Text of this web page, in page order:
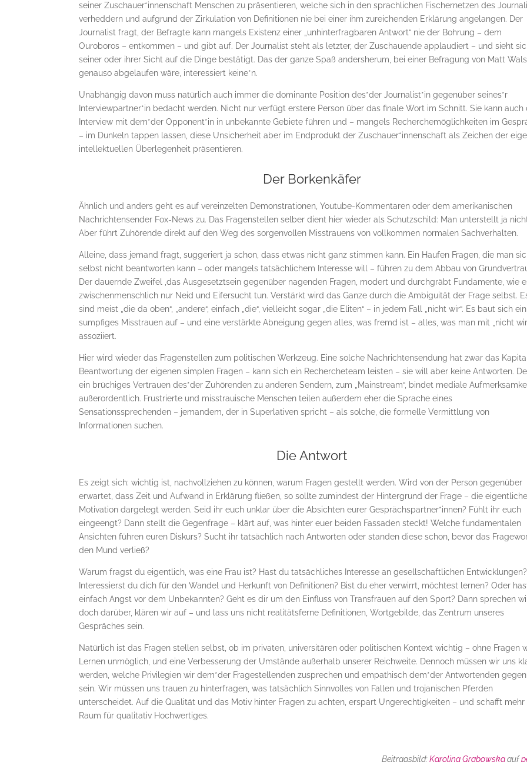
seiner Zuschauer*innenschaft Menschen zu präsentieren, welche sich in den sprachlichen Fischernetzen des
verheddern und aufgrund der Zirkulation von Definitionen nie bei einer ihm zureichenden Erklärung angelangen. Der
Journalist fragt, der Befragte kann mangels Existenz einer „unhinterfragbaren Antwort“ nie der Bohrung – dem
Ouroboros – entkommen – und gibt auf. Der Journalist steht als letzter, der Zuschauende applaudiert – und sieht
seiner oder ihrer Sicht auf die Dinge bestätigt. Das der ganze Spaß andersherum, bei einer Befragung von Matt
genauso abgelaufen wäre, interessiert keine*n.
Unabhängig davon muss natürlich auch immer die dominante Position des*der Journalist*in gegenüber seines*r
Interviewpartner*in bedacht werden. Nicht nur verfügt erstere Person über das finale Wort im Schnitt. Sie kann auch
Interview mit dem*der Opponent*in in unbekannte Gebiete führen und – mangels Recherchemöglichkeiten im
– im Dunkeln tappen lassen, diese Unsicherheit aber im Endprodukt der Zuschauer*innenschaft als Zeichen der
intellektuellen Überlegenheit präsentieren.
Der Borkenkäfer
Ähnlich und anders geht es auf vereinzelten Demonstrationen, Youtube-Kommentaren oder dem amerikanischen
Nachrichtensender Fox-News zu. Das Fragenstellen selber dient hier wieder als Schutzschild: Man unterstellt ja
Aber führt Zuhörende direkt auf den Weg des sorgenvollen Misstrauens von vollkommen normalen Sachverhalten.
Alleine, dass jemand fragt, suggeriert ja schon, dass etwas nicht ganz stimmen kann. Ein Haufen Fragen, die man
selbst nicht beantworten kann – oder mangels tatsächlichem Interesse will – führen zu dem Abbau von
Der dauernde Zweifel ,das Ausgesetztsein gegenüber nagenden Fragen, modert und durchgräbt Fundamente, wie
zwischenmenschlich nur Neid und Eifersucht tun. Verstärkt wird das Ganze durch die Ambiguität der Frage selbst.
sind meist „die da oben“, „andere“, einfach „die“, vielleicht sogar „die Eliten“ – in jedem Fall „nicht wir“. Es baut sich ein
sumpfiges Misstrauen auf – und eine verstärkte Abneigung gegen alles, was fremd ist – alles, was man mit „nicht
assoziiert.
Hier wird wieder das Fragenstellen zum politischen Werkzeug. Eine solche Nachrichtensendung hat zwar das
Beantwortung der eigenen simplen Fragen – kann sich ein Rechercheteam leisten – sie will aber keine Antworten.
ein brüchiges Vertrauen des*der Zuhörenden zu anderen Sendern, zum „Mainstream“, bindet mediale
außerordentlich. Frustrierte und misstrauische Menschen teilen außerdem eher die Sprache eines
Sensationssprechenden – jemandem, der in Superlativen spricht – als solche, die formelle Vermittlung von
Informationen suchen.
Die Antwort
Es zeigt sich: wichtig ist, nachvollziehen zu können, warum Fragen gestellt werden. Wird von der Person gegenüber
erwartet, dass Zeit und Aufwand in Erklärung fließen, so sollte zumindest der Hintergrund der Frage – die eigentliche
Motivation dargelegt werden. Seid ihr euch unklar über die Absichten eurer Gesprächspartner*innen? Fühlt ihr euch
eingeengt? Dann stellt die Gegenfrage – klärt auf, was hinter euer beiden Fassaden steckt! Welche fundamentalen
Ansichten führen euren Diskurs? Sucht ihr tatsächlich nach Antworten oder standen diese schon, bevor das
den Mund verließ?
Warum fragst du eigentlich, was eine Frau ist? Hast du tatsächliches Interesse an gesellschaftlichen Entwicklungen?
Interessierst du dich für den Wandel und Herkunft von Definitionen? Bist du eher verwirrt, möchtest lernen? Oder
einfach Angst vor dem Unbekannten? Geht es dir um den Einfluss von Transfrauen auf den Sport? Dann sprechen
doch darüber, klären wir auf – und lass uns nicht realitätsferne Definitionen, Wortgebilde, das Zentrum unseres
Gespräches sein.
Natürlich ist das Fragen stellen selbst, ob im privaten, universitären oder politischen Kontext wichtig – ohne Fragen
Lernen unmöglich, und eine Verbesserung der Umstände außerhalb unserer Reichweite. Dennoch müssen wir uns
werden, welche Privilegien wir dem*der Fragestellenden zusprechen und empathisch dem*der Antwortenden
sein. Wir müssen uns trauen zu hinterfragen, was tatsächlich Sinnvolles von Fallen und trojanischen Pferden
unterscheidet. Auf die Qualität und das Motiv hinter Fragen zu achten, erspart Ungerechtigkeiten – und schafft mehr
Raum für qualitativ Hochwertiges.
Beitragsbild:Karolina Grabowskaauf